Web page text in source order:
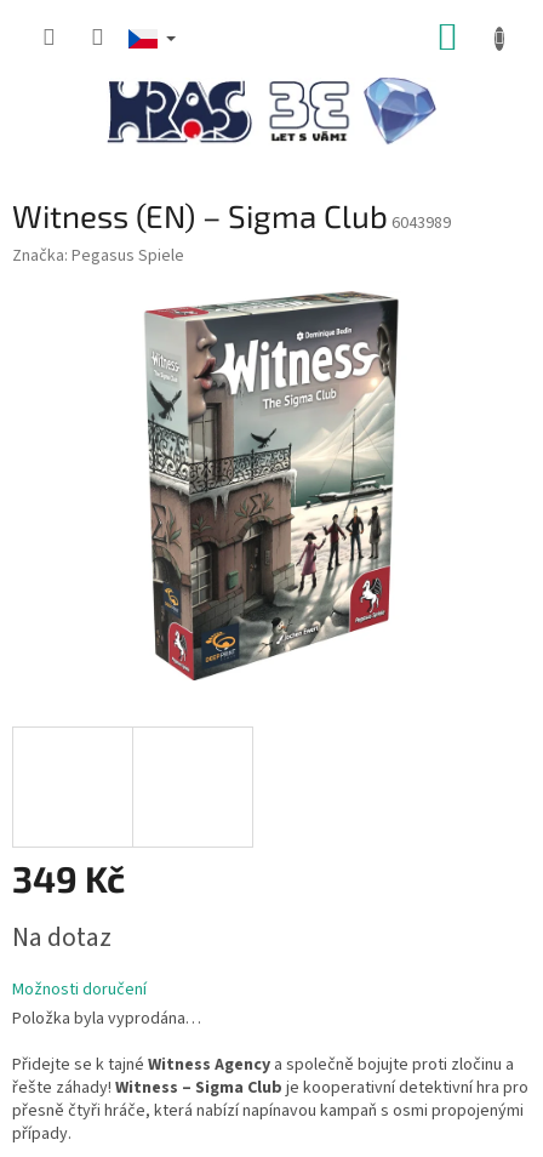
Witness (EN) – Sigma Club 6043989
Značka: Pegasus Spiele
349 Kč
cena:
Na dotaz
Možnosti doručení
Položka byla vyprodána…
Přidejte se k tajné Witness Agency a společně bojujte proti zločinu a
řešte záhady! Witness – Sigma Club je kooperativní detektivní hra pro
přesně čtyři hráče, která nabízí napínavou kampaň s osmi propojenými
případy.